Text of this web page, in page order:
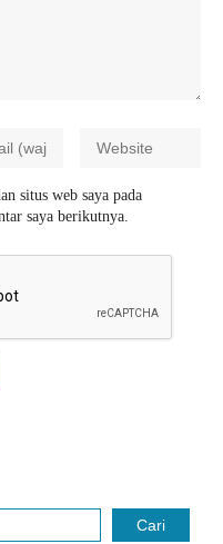
situs web saya pada
saya berikutnya.
Cari